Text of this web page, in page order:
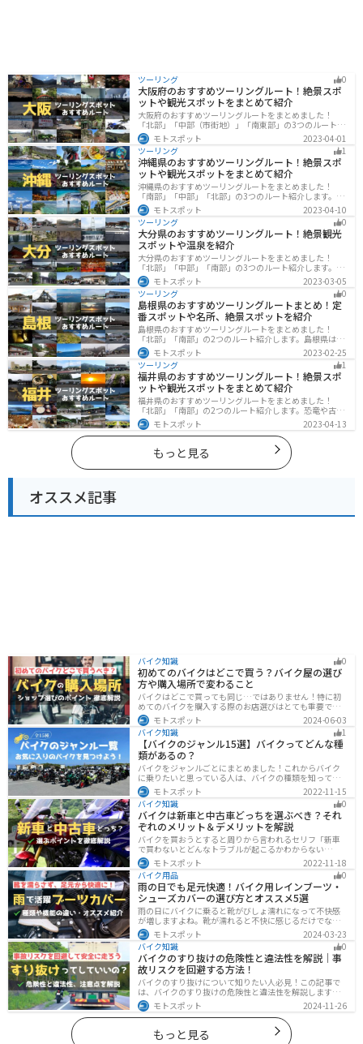
ツーリング 0
大阪府のおすすめツーリングルート！絶景スポ
ットや観光スポットをまとめて紹介
大阪府のおすすめツーリングルートをまとめました！
「北部」「中部（市街地）」「南東部」の3つのルート紹
介します。歴史と近代が融合した魅力的なエリアで様々
な楽しみ方ができます。バイクで大阪府にツーリングに
行く際は参考にしてください。
モトスポット
2023-04-01
ツーリング
1
沖縄県のおすすめツーリングルート！絶景スポ
ットや観光スポットをまとめて紹介
沖縄県のおすすめツーリングルートをまとめました！
「南部」「中部」「北部」の3つのルート紹介します。美
しいビーチや歴史と文化に溢れたスポットが多数あり、
様々な楽しみ方ができます。バイクで沖縄県にツーリン
グに行く際は参考にしてください。
モトスポット
2023-04-10
ツーリング
0
大分県のおすすめツーリングルート！絶景観光
スポットや温泉を紹介
大分県のおすすめツーリングルートをまとめました！
「北部」「中部」「南部」の3つのルート紹介します。阿
蘇の雄大な自然を満喫できるスポットや温泉を満喫する
ツーリングができます。バイクで大分県にツーリングに
行く際は参考にしてください。
モトスポット
2023-03-05
ツーリング
0
島根県のおすすめツーリングルートまとめ！定
番スポットや名所、絶景スポットを紹介
島根県のおすすめツーリングルートをまとめました！
「北部」「南部」の2つのルート紹介します。島根県は、
海と山が近く、1日で全然違う景色を堪能することができ
ます。バイクで島根県にツーリングに行く際は参考にし
てください。
モトスポット
2023-02-25
ツーリング
1
福井県のおすすめツーリングルート！絶景スポ
ットや観光スポットをまとめて紹介
福井県のおすすめツーリングルートをまとめました！
「北部」「南部」の2つのルート紹介します。恐竜や古代
遺跡、温泉地など魅力に溢れるスポットが多数ありま
す。バイクで福井県にツーリングに行く際は参考にして
ください。
モトスポット 2023-04-13
もっと見る
オススメ記事
バイク知識 0
初めてのバイクはどこで買う？バイク屋の選び
方や購入場所で変わること
バイクはどこで買っても同じ…ではありません！特に初
めてのバイクを購入する際のお店選びはとても重要で
す。どんなお店で購入するのがベストなのか？失敗しな
いお店選びのポイントをまとめます。
モトスポット
2024-06-03
バイク知識
1
【バイクのジャンル15選】バイクってどんな種
類があるの？
バイクをジャンルごとにまとめました！これからバイク
に乗りたいと思っている人は、バイクの種類を知って気
になる1台を見つけましょう。特徴やメリットデメリット
なども記載しているので、デザインだけでなく性能から
もバイクを探せるようになると失敗しないバイク選びば
できるようになります。
モトスポット
2022-11-15
バイク知識
0
バイクは新車と中古車どっちを選ぶべき？それ
ぞれのメリット＆デメリットを解説
バイクを買おうとすると周りから言われるセリフ「新車
で買わないとどんなトラブルが起こるかわからない
ぞ！」「いやいや、どうせ転ぶんだから中古車で十分
だ！」…いろんな意見があるから迷いますよね。でも新
車と中古車、どちらにも良い点と悪い点があるんです。
それぞれの特徴について解説します。
モトスポット
2022-11-18
バイク用品
0
雨の日でも足元快適！バイク用レインブーツ・
シューズカバーの選び方とオススメ5選
雨の日にバイクに乗ると靴がびしょ濡れになって不快感
が増しますよね。靴が濡れると不快に感じるだけでなく
操作性にも影響が出るので事故の原因にもなります。ブ
ーツカバーを使うことで靴を雨や汚れから防ぐことがで
きます。防風効果もあるので寒さ対策にもなります。
モトスポット
2024-03-23
バイク知識
0
バイクのすり抜けの危険性と違法性を解説｜事
故リスクを回避する方法！
バイクのすり抜けについて知りたい人必見！この記事で
は、バイクのすり抜けの危険性と違法性を解説します。
実は、すり抜けによる事故のリスクは想像以上に高いで
す。記事を参考にすり抜けのリスクを理解し、安全運転
に努めましょう。
モトスポット 2024-11-26
もっと見る